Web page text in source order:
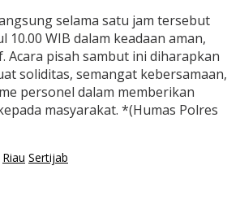
selama satu jam tersebut
WIB dalam keadaan aman,
Acara pisah sambut ini diharapkan
soliditas, semangat kebersamaan,
personel dalam memberikan
masyarakat. *(Humas Polres
Riau Sertijab